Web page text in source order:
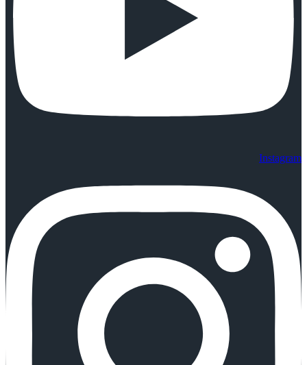
Instagram